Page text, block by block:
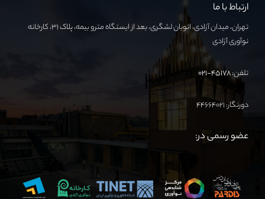
ارتباط با ما
تهران، میدان آزادی، اتوبان لشگری، بعد از ایستگاه مترو بیمه، پلاک ۳۱، کارخانه
نوآوری آزادی
تلفن:۴۵۱۷۸-۰۲۱
دورنگار: ۴۴۶۶۴۰۲۱
عضو رسمی در: